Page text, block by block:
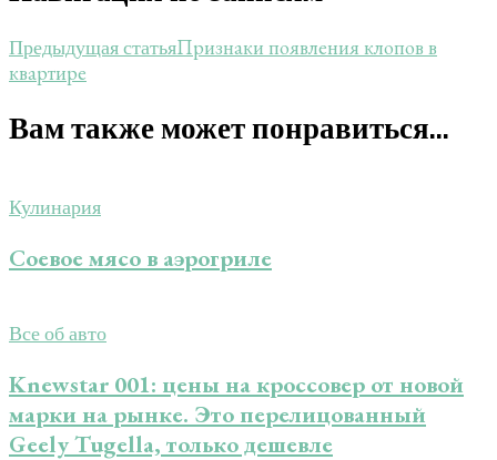
Предыдущая статьяПризнаки появления клопов в
квартире
Вам также может понравиться...
Кулинария
Соевое мясо в аэрогриле
Все об авто
Knewstar 001: цены на кроссовер от новой
марки на рынке. Это перелицованный
Geely Tugella, только дешевле